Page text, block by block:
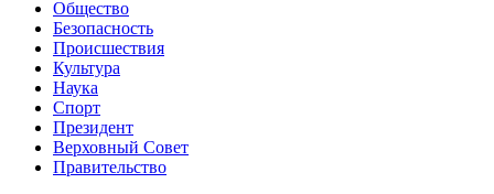
Общество
Безопасность
Происшествия
Культура
Наука
Спорт
Президент
Верховный Совет
Правительство